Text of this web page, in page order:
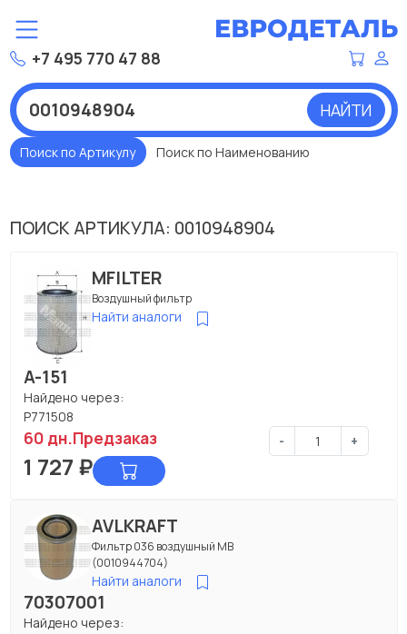
+7 495 770 47 88
НАЙТИ
Поиск по Артикулу Поиск по Наименованию
ПОИСК АРТИКУЛА: 0010948904
MFILTER
Воздушный фильтр
Найти аналоги
A-151
Найдено через:
P771508
60 дн.Предзаказ - +
1 727 ₽
AVLKRAFT
Фильтр 036 воздушный МВ
(0010944704)
Найти аналоги
70307001
Найдено через: